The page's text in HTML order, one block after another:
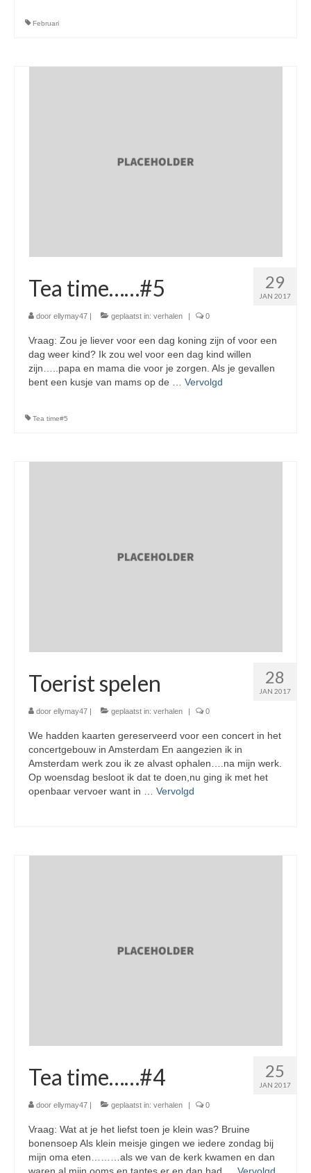
Februari
29
JAN 2017
Tea time……#5
door ellymay47 | geplaatst in: verhalen | 0
Vraag: Zou je liever voor een dag koning zijn of voor een
dag weer kind? Ik zou wel voor een dag kind willen
zijn…..papa en mama die voor je zorgen. Als je gevallen
bent een kusje van mams op de … Vervolgd
Tea time#5
28
JAN 2017
Toerist spelen
door ellymay47 | geplaatst in: verhalen | 0
We hadden kaarten gereserveerd voor een concert in het
concertgebouw in Amsterdam En aangezien ik in
Amsterdam werk zou ik ze alvast ophalen….na mijn werk.
Op woensdag besloot ik dat te doen,nu ging ik met het
openbaar vervoer want in … Vervolgd
25
JAN 2017
Tea time……#4
door ellymay47 | geplaatst in: verhalen | 0
Vraag: Wat at je het liefst toen je klein was? Bruine
bonensoep Als klein meisje gingen we iedere zondag bij
mijn oma eten………als we van de kerk kwamen en dan
waren al mijn ooms en tantes er en dan had … Vervolgd